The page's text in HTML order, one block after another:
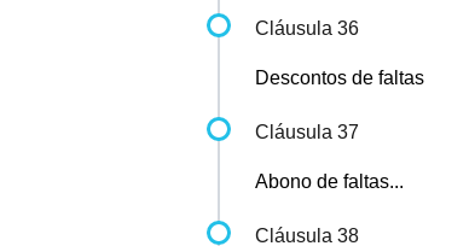
Cláusula 36
Descontos de faltas
Cláusula 37
Abono de faltas...
Cláusula 38